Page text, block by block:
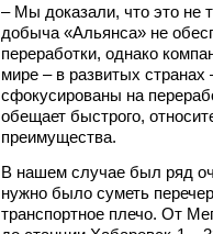
– Мы доказали, что это не
добыча «Альянса» не
переработки, однако
мире – в развитых
сфокусированы на
обещает быстрого,
преимущества.
В нашем случае был ряд
нужно было суметь
транспортное плечо. От